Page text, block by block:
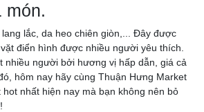
món.
lắc, da heo chiên giòn,... Đây được
điển hình được nhiều người yêu thích.
nhiều người bởi hương vị hấp dẫn, giá cả
hôm nay hãy cùng Thuận Hưng Market
nhất hiện nay mà bạn không nên bỏ